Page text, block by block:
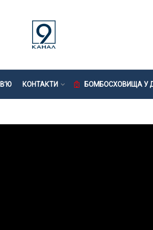
КОНТАКТИ БОМБОСХОВИЩА У